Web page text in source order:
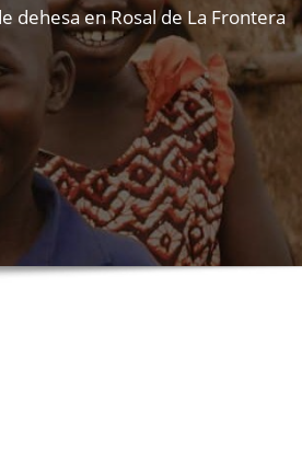
dehesa en Rosal de La Frontera